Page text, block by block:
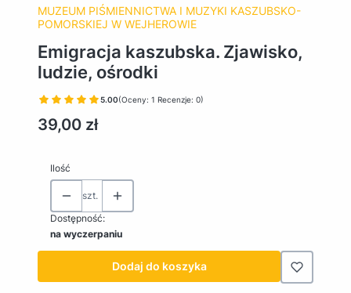
MUZEUM PIŚMIENNICTWA I MUZYKI KASZUBSKO-
POMORSKIEJ W WEJHEROWIE
Emigracja kaszubska. Zjawisko,
ludzie, ośrodki
5.00(Oceny: 1 Recenzje: 0)
Cena
39,00 zł
Ilość
szt.
Dostępność:
na wyczerpaniu
Dodaj do koszyka